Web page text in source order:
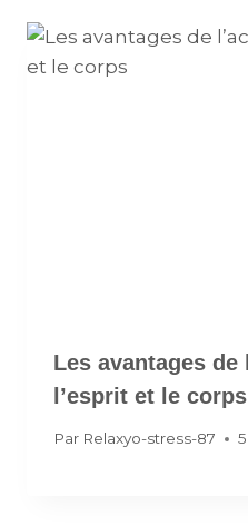
Les avantages de
l’esprit et le corps
Par Relaxyo-stress-87